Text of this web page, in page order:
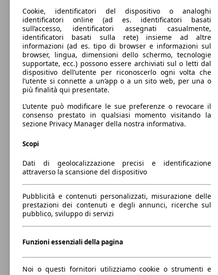
Berlina
Benzina
MiTo 0.9 t. t.air Distinctive 105cv
Dal 2013Alfa Romeo MiTo 2013 Diesel
Dimensioni (L/l/A):
da 4060 x 1720 x 1450 mm
Potenza:
62 - 88 KW (85 - 120 PS)
Porte:
3
Bagagliaio:
Capacità di traino:
0 - 1000 kg
Mostra versioni
Cookie, identificatori del dispositivo o analoghi
identificatori online (ad es. identificatori basati
sull’accesso, identificatori assegnati casualmente,
identificatori basati sulla rete) insieme ad altre
informazioni (ad es. tipo di browser e informazioni sul
browser, lingua, dimensioni dello schermo, tecnologie
supportate, ecc.) possono essere archiviati sul o letti dal
dispositivo dell’utente per riconoscerlo ogni volta che
l’utente si connette a un’app o a un sito web, per una o
più finalità qui presentate.
L’utente può modificare le sue preferenze o revocare il
consenso prestato in qualsiasi momento visitando la
sezione Privacy Manager della nostra informativa.
Scopi
Dati di geolocalizzazione precisi e identificazione
attraverso la scansione del dispositivo
Pubblicità e contenuti personalizzati, misurazione delle
prestazioni dei contenuti e degli annunci, ricerche sul
pubblico, sviluppo di servizi
Funzioni essenziali della pagina
Noi o questi fornitori utilizziamo cookie o strumenti e